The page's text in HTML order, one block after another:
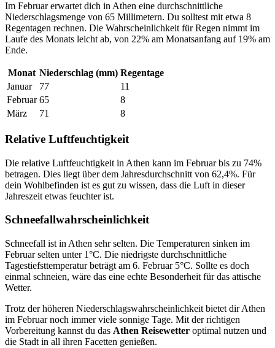
Im Februar erwartet dich in Athen eine durchschnittliche
Niederschlagsmenge von 65 Millimetern. Du solltest mit etwa 8
Regentagen rechnen. Die Wahrscheinlichkeit für Regen nimmt im
Laufe des Monats leicht ab, von 22% am Monatsanfang auf 19% am
Ende.
Monat Niederschlag (mm) Regentage
Januar
77
11
Februar 65
8
März
71 8
Relative Luftfeuchtigkeit
Die relative Luftfeuchtigkeit in Athen kann im Februar bis zu 74%
betragen. Dies liegt über dem Jahresdurchschnitt von 62,4%. Für
dein Wohlbefinden ist es gut zu wissen, dass die Luft in dieser
Jahreszeit etwas feuchter ist.
Schneefallwahrscheinlichkeit
Schneefall ist in Athen sehr selten. Die Temperaturen sinken im
Februar selten unter 1°C. Die niedrigste durchschnittliche
Tagestiefsttemperatur beträgt am 6. Februar 5°C. Sollte es doch
einmal schneien, wäre das eine echte Besonderheit für das attische
Wetter.
Trotz der höheren Niederschlagswahrscheinlichkeit bietet dir Athen
im Februar noch immer viele sonnige Tage. Mit der richtigen
Vorbereitung kannst du das Athen Reisewetter optimal nutzen und
die Stadt in all ihren Facetten genießen.